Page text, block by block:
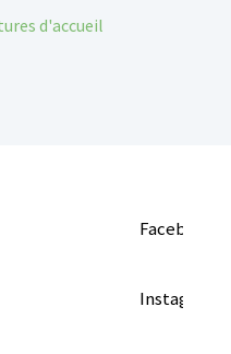
d'accueil
Facebook
Instagram